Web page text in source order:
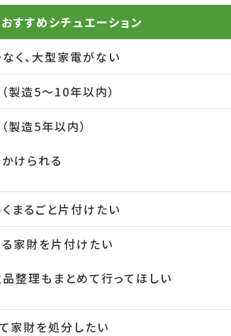
おすすめシチュエーション
く、大型家電がない
製造5～10年以内）
製造5年以内）
けられる
まるごと片付けたい
家財を片付けたい
整理もまとめて行ってほしい
家財を処分したい